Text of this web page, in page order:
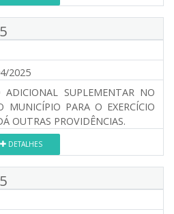
2025
ADICIONAL SUPLEMENTAR NO
MUNICÍPIO PARA O EXERCÍCIO
OUTRAS PROVIDÊNCIAS.
DETALHES